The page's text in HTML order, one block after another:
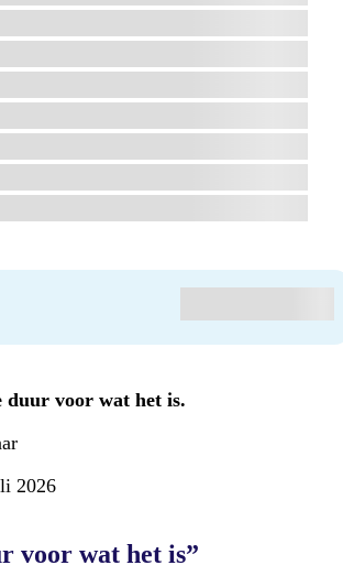
duur voor wat het is.
2026
voor wat het is”